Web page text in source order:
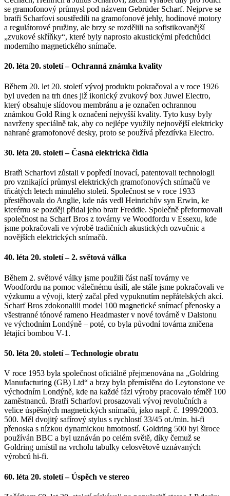
se gramofonový průmysl pod názvem Gebrüder Scharf. Nejprve se
bratři Scharfovi soustředili na gramofonové jehly, hodinové motory
a regulátorové pružiny, ale brzy se rozdělili na sofistikovanější
„zvukové skříňky“, které byly naprosto akustickými předchůdci
moderního magnetického snímače.
20. léta 20. století – Ochranná známka kvality
Během 20. let 20. století vývoj produktu pokračoval a v roce 1926
byl uveden na trh dnes již ikonický zvukový box Juwel Electro,
který obsahuje slídovou membránu a je označen ochrannou
známkou Gold Ring k označení nejvyšší kvality. Tyto kusy byly
navrženy speciálně tak, aby co nejlépe využily nejnovější elektricky
nahrané gramofonové desky, proto se používá přezdívka Electro.
30. léta 20. století – Časná elektrická čidla
Bratři Scharfovi zůstali v popředí inovací, patentovali technologii
pro vznikající průmysl elektrických gramofonových snímačů ve
třicátých letech minulého století. Společnost se v roce 1933
přestěhovala do Anglie, kde nás vedl Heinrichův syn Erwin, ke
kterému se později přidal jeho bratr Freddie. Společně přeformovali
společnost na Scharf Bros z továrny ve Woodfordu v Essexu, kde
jsme pokračovali ve výrobě tradičních akustických ozvučnic a
novějších elektrických snímačů.
40. léta 20. století – 2. světová válka
Během 2. světové války jsme použili část naší továrny ve
Woodfordu na pomoc válečnému úsilí, ale stále jsme pokračovali ve
výzkumu a vývoji, který začal před vypuknutím nepřátelských akcí.
Scharf Bros zdokonalili model 100 magnetické snímací přenosky a
všestranné tónové rameno Headmaster v nové továrně v Dalstonu
ve východním Londýně – poté, co byla původní továrna zničena
létající bombou V-1.
50. léta 20. století – Technologie obratu
V roce 1953 byla společnost oficiálně přejmenována na „Goldring
Manufacturing (GB) Ltd“ a brzy byla přemístěna do Leytonstone ve
východním Londýně, kde na každé fázi výroby pracovalo téměř 100
zaměstnanců. Bratři Scharfovi prosazovali vývoj revolučních a
velice úspěšných magnetických snímačů, jako např. č. 1999/2003.
500. Měl dvojitý safírový stylus s rychlostí 33/45 ot./min. hi-fi
přenoska s nízkou dynamickou hmotností. Goldring 500 byl široce
používán BBC a byl uznáván po celém světě, díky čemuž se
Goldring umístil na vrcholu tabulky celosvětově uznávaných
výrobců hi-fi.
60. léta 20. století – Úspěch ve stereo